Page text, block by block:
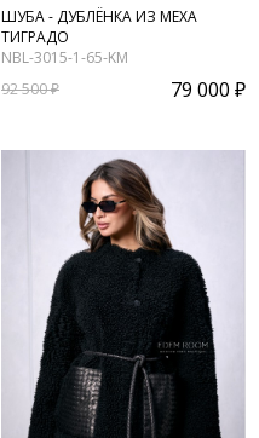
ШУБА - ДУБЛЁНКА ИЗ МЕХА
ТИГРАДО
NBL-3015-1-65-KM
92 500 ₽
79 000 ₽